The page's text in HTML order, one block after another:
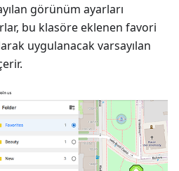
görünüm ayarları
bu klasöre eklenen favori
uygulanacak varsayılan